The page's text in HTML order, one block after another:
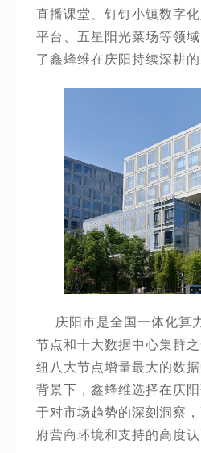
直播课堂、钉钉小镇数字
平台、五星阳光菜场等领
了鑫蜂维在庆阳持续深耕的
庆阳市是全国一体化算
节点和十大数据中心集群
纽八大节点增量最大的数
背景下，鑫蜂维选择在庆
于对市场趋势的深刻洞察
府营商环境和支持的高度认